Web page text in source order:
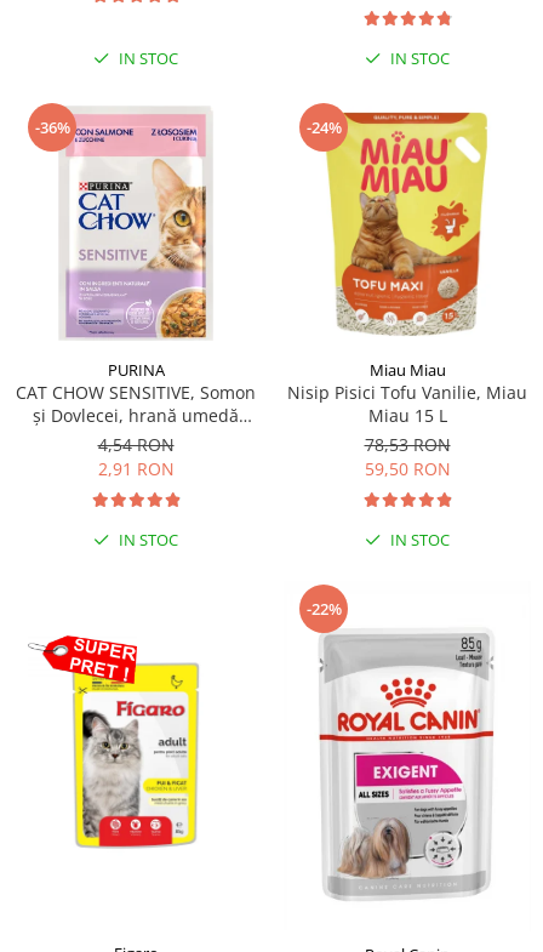
IN STOC IN STOC
-36%
PURINA
CAT CHOW SENSITIVE, Somon
și Dovlecei, hrană umedă
pentru pisici 1x85 g
4,54 RON
2,91 RON
IN STOC
-24%
Miau Miau
Nisip Pisici Tofu Vanilie, Miau
Miau 15 L
78,53 RON
59,50 RON
IN STOC
-22%